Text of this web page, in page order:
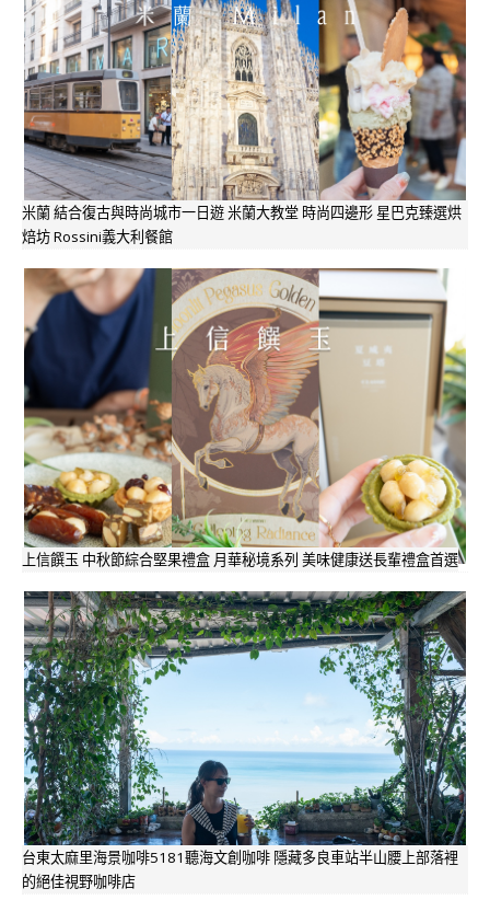
米蘭 結合復古與時尚城市一日遊 米蘭大教堂 時尚四邊形 星巴克臻選烘
焙坊 Rossini義大利餐館
上信饌玉 中秋節綜合堅果禮盒 月華秘境系列 美味健康送長輩禮盒首選
台東太麻里海景咖啡5181聽海文創咖啡 隱藏多良車站半山腰上部落裡
的絕佳視野咖啡店